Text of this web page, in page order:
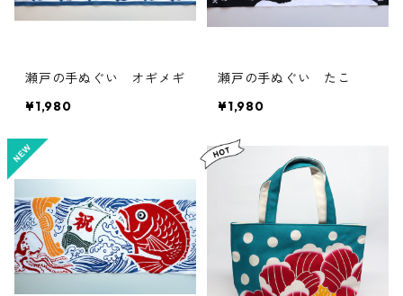
瀬戸の手ぬぐい オギメギ
¥1,980
瀬戸の手ぬぐい たこ
¥1,980